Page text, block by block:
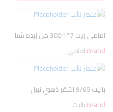
امامى زيت 7*1 300 مل زبده شيا
Brand:امامي
باليت 9/65 اشقر ذهبي نبيل
Brand:باليت